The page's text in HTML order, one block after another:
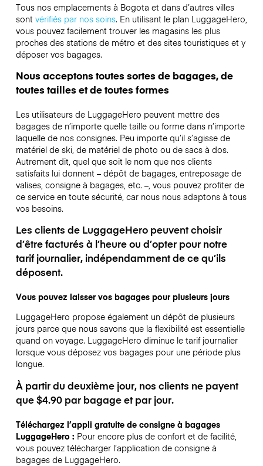
Tous nos emplacements à Bogota et dans d’autres villes
sont vérifiés par nos soins. En utilisant le plan LuggageHero,
vous pouvez facilement trouver les magasins les plus
proches des stations de métro et des sites touristiques et y
déposer vos bagages.
Nous acceptons toutes sortes de bagages, de
toutes tailles et de toutes formes
Les utilisateurs de LuggageHero peuvent mettre des
bagages de n’importe quelle taille ou forme dans n’importe
laquelle de nos consignes. Peu importe qu’il s’agisse de
matériel de ski, de matériel de photo ou de sacs à dos.
Autrement dit, quel que soit le nom que nos clients
satisfaits lui donnent – dépôt de bagages, entreposage de
valises, consigne à bagages, etc. –, vous pouvez profiter de
ce service en toute sécurité, car nous nous adaptons à tous
vos besoins.
Les clients de LuggageHero peuvent choisir
d’être facturés à l’heure ou d’opter pour notre
tarif journalier, indépendamment de ce qu’ils
déposent.
Vous pouvez laisser vos bagages pour plusieurs jours
LuggageHero propose également un dépôt de plusieurs
jours parce que nous savons que la flexibilité est essentielle
quand on voyage. LuggageHero diminue le tarif journalier
lorsque vous déposez vos bagages pour une période plus
longue.
À partir du deuxième jour, nos clients ne payent
que $4.90 par bagage et par jour.
Téléchargez l’appli gratuite de consigne à bagages
LuggageHero :Pour encore plus de confort et de facilité,
vous pouvez télécharger l’application de consigne à
bagages de LuggageHero.